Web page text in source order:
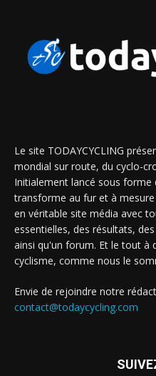
Le site TODAYCYCLING
mondial sur route, du cyclo-
Initialement lancé sous forme
transforme au fur et à
en véritable site média avec
essentielles, des résultats,
ainsi qu'un forum. Et le tout à
cyclisme, comme nous le
Envie de rejoindre notre
contact@todaycycling.com